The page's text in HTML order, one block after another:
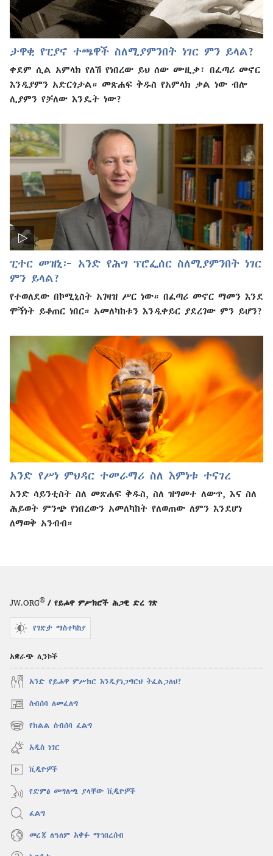
ታዋቂ የፒያኖ ተጫዋች ስለሚያምንበት ነገር ምን ይላል?
ቀደም ሲል አምላክ የለሽ የነበረው ይህ ሰው ሙዚቃ፣ በፈጣሪ መኖር
እንዲያምን አድርጎታል። መጽሐፍ ቅዱስ የአምላክ ቃል ነው ብሎ
ሊያምን የቻለው እንዴት ነው?
ፒተር መዝኒ፦ አንድ የሕግ ፕሮፌሰር ስለሚያምንበት ነገር
ምን ይላል?
የተወለደው በኮሚኒስት አገዛዝ ሥር ነው። በፈጣሪ መኖር ማመን እንደ
ሞኝነት ይቆጠር ነበር። አመለካከቱን እንዲቀይር ያደረገው ምን ይሆን?
አንድ የሥነ ምህዳር ተመራማሪ ስለ እምነቱ ተናገረ
አንድ ሳይንቲስት ስለ መጽሐፍ ቅዱስ, ስለ ዝግመተ ለውጥ, እና ስለ
ሕይወት ምንጭ የነበረውን አመለካከት የለወጠው ለምን እንደሆነ
ለማወቅ አንብብ።
JW.ORG® / የይሖዋ ምሥክሮች ሕጋዊ ድረ ገጽ
የገጽታ ማስተካከያ
አቋራጭ ሊንኮች
አንድ የይሖዋ ምሥክር እንዲያነጋግርህ ትፈልጋለህ?
ስብሰባ ለመፈለግ
(አዲስ
ዊንዶው
ክፈት)
የክልል ስብሰባ ፈልግ
(አዲስ
ዊንዶው
ክፈት)
አዲስ ነገር
ቪዲዮዎች
የድምፅ መግለጫ ያላቸው ቪዲዮዎች
ፈልግ
መረጃ ለዓለም አቀፉ ማኅበረሰብ